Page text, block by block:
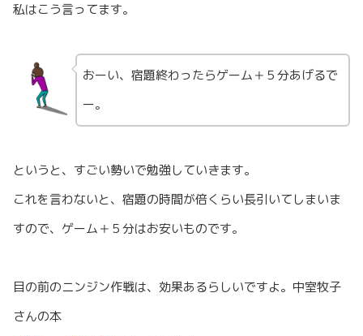
私はこう言ってます。
おーい、宿題終わったらゲーム＋５分あげるで
ー。
というと、すごい勢いで勉強していきます。
これを言わないと、宿題の時間が倍くらい長引いてしまいま
すので、ゲーム＋５分はお安いものです。
目の前のニンジン作戦は、効果あるらしいですよ。中室牧子
さんの本